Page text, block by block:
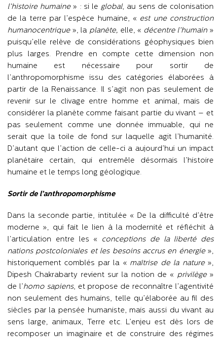
l’histoire humaine» : si leglobal, au sens de colonisation
de la terre par l’espèce humaine, « est une construction
humanocentrique», la planète, elle, « décentre l’humain»
puisqu’elle relève de considérations géophysiques bien
plus larges. Prendre en compte cette dimension non
humaine est nécessaire pour sortir de
l’anthropomorphisme issu des catégories élaborées à
partir de la Renaissance. Il s’agit non pas seulement de
revenir sur le clivage entre homme et animal, mais de
considérer la planète comme faisant partie du vivant – et
pas seulement comme une donnée immuable, qui ne
serait que la toile de fond sur laquelle agit l’humanité.
D’autant que l’action de celle-ci a aujourd’hui un impact
planétaire certain, qui entremêle désormais l’histoire
humaine et le temps long géologique.
Sortir de l’anthropomorphisme
Dans la seconde partie, intitulée « De la difficulté d’être
moderne », qui fait le lien à la modernité et réfléchit à
l’articulation entre les « conceptions de la liberté des
nations postcoloniales et les besoins accrus en énergie»,
historiquement comblés par la « maîtrise de la nature»,
Dipesh Chakrabarty revient sur la notion de « privilège»
de l’homo sapiens, et propose de reconnaître l’agentivité
non seulement des humains, telle qu’élaborée au fil des
siècles par la pensée humaniste, mais aussi du vivant au
sens large, animaux, Terre etc. L’enjeu est dès lors de
recomposer un imaginaire et de construire des régimes